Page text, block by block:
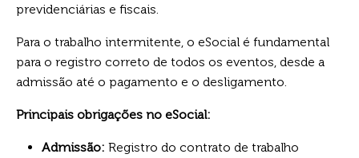
previdenciárias e fiscais.
Para o trabalho intermitente, o eSocial é fundamental
para o registro correto de todos os eventos, desde a
admissão até o pagamento e o desligamento.
Principais obrigações no eSocial:
Admissão: Registro do contrato de trabalho